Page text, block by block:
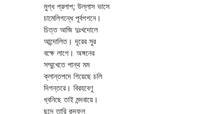
মুগ্ধ প্রলাপ; উল্লাস ভাসে
চামেলিগন্ধে পূর্বগগনে।
চিত্ত আজি দুঃখদোলে
আন্দোলিত। দূরের সুর
বক্ষে লাগে। অঙ্গনের
সম্মুখেতে পান্থ মম
ক্লান্তপদে গিয়েছে চলি
দিগন্তরে। বিরহবেণু
ধ্বনিছে তাই মন্দবায়ে।
ছন্দে তারি কুন্দফুল